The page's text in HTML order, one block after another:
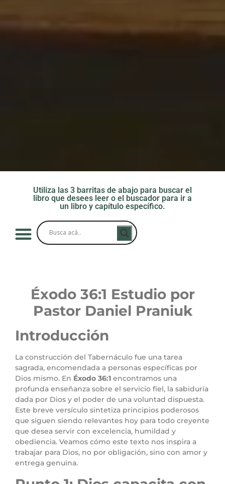
Utiliza las 3 barritas de abajo para buscar el
libro que desees leer o el buscador para ir a
un libro y capítulo específico.
Éxodo 36:1 Estudio por
Pastor Daniel Praniuk
Introducción
La construcción del Tabernáculo fue una tarea
sagrada, encomendada a personas específicas por
Dios mismo. En Éxodo 36:1 encontramos una
profunda enseñanza sobre el servicio fiel, la sabiduría
dada por Dios y el poder de una voluntad dispuesta.
Este breve versículo sintetiza principios poderosos
que siguen siendo relevantes hoy para todo creyente
que desea servir con excelencia, humildad y
obediencia. Veamos cómo este texto nos inspira a
trabajar para Dios, no por obligación, sino con amor y
entrega genuina.